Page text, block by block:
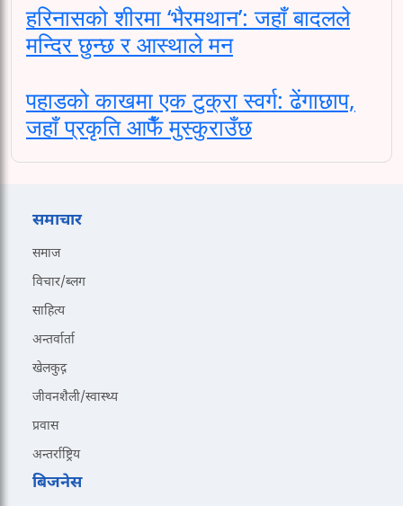
हरिनासको शीरमा ‘भैरमथान’: जहाँ बादलले
मन्दिर छुन्छ र आस्थाले मन
पहाडको काखमा एक टुक्रा स्वर्ग: ढेंगाछाप,
जहाँ प्रकृति आफैँ मुस्कुराउँछ
समाचार
समाज
विचार/ब्लग
साहित्य
अन्तर्वार्ता
खेलकुद़़
जीवनशैली/स्वास्थ्य
प्रवास
अन्तर्राष्ट्रिय
बिजनेस